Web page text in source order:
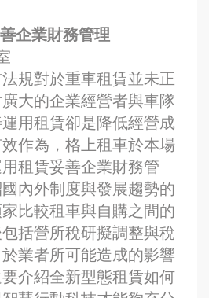
企業財務管理
規對於重車租賃並未正
大的企業經營者與車隊
用租賃卻是降低經營成
作為，格上租車於本場
租賃妥善企業財務管
內外制度與發展趨勢的
比較租車與自購之間的
括營所稅研擬調整與稅
業者所可能造成的影響
介紹全新型態租賃如何